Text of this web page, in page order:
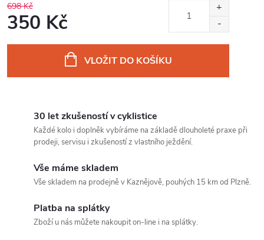
698 Kč
350 Kč
VLOŽIT DO KOŠÍKU
30 let zkušeností v cyklistice
Každé kolo i doplněk vybíráme na základě dlouholeté praxe při
prodeji, servisu i zkušeností z vlastního ježdění.
Vše máme skladem
Vše skladem na prodejně v Kaznějově, pouhých 15 km od Plzně.
Platba na splátky
Zboží u nás můžete nakoupit on-line i na splátky.